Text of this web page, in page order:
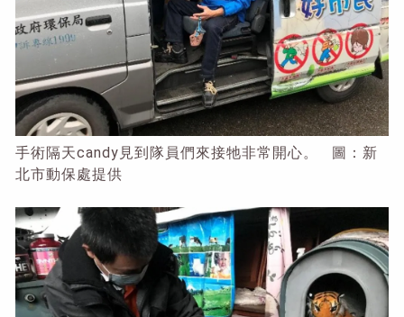
手術隔天candy見到隊員們來接牠非常開心。 圖：新
北市動保處提供